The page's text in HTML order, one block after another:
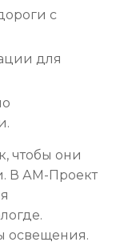
с
для
чтобы они
В АМ-Проект
освещения.